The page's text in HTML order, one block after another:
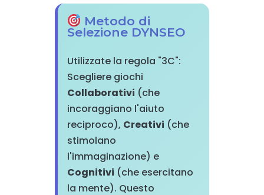
Metodo di
Selezione DYNSEO
Utilizzate la regola "3C":
Scegliere giochi
Collaborativi (che
incoraggiano l'aiuto
reciproco), Creativi (che
stimolano
l'immaginazione) e
Cognitivi (che esercitano
la mente). Questo